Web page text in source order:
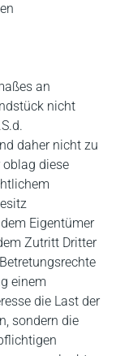
an
nicht
daher nicht zu
diese
Eigentümer
Zutritt Dritter
einem
die Last der
sondern die